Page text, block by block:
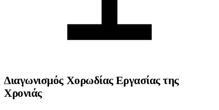
Διαγωνισμός Χορωδίας Εργασίας της
Χρονιάς